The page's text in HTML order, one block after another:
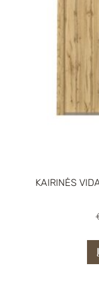
KAIRINĖS